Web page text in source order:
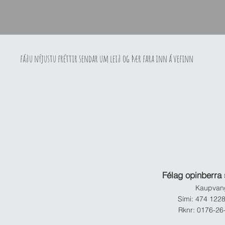
fáðu nýjustu fréttir sendar um leið og þær fara inn á vefinn
Félag
Sími: 474
Rknr: 0176-